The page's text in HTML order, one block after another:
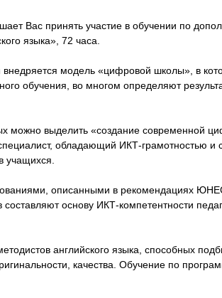
Вас принять участие в обучении по
языка», 72 часа.
модель «цифровой школы», в
обучения, во многом определяют
можно выделить «создание современной
обладающий ИКТ-грамотностью
учащихся.
описанными в рекомендациях
основу ИКТ-компетентности
английского языка, способных
качества. Обучение по